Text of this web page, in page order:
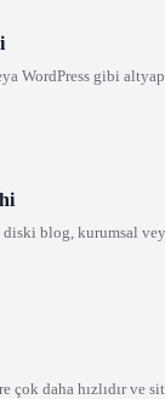
WordPress gibi
blog, kurumsal
çok daha hızlıdır ve